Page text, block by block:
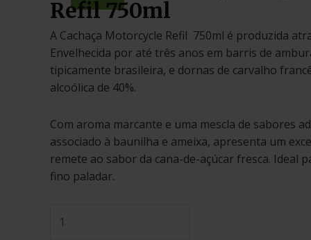
Refil 750ml
A Cachaça Motorcycle Refil 750ml é produzida
Envelhecida por até três anos em barris de
tipicamente brasileira, e dornas de carvalho
alcoólica de 40%.
Com aroma marcante e uma mescla de sabores
associado à baunilha e ameixa, apresenta um
remete ao sabor da cana-de-açúcar fresca. Ideal
fino paladar.